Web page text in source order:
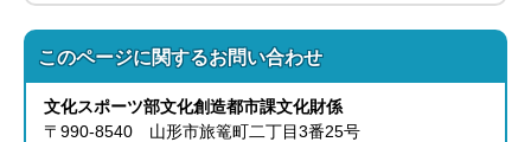
このページに関するお問い合わせ
文化スポーツ部文化創造都市課文化財係
〒990-8540 山形市旅篭町二丁目3番25号